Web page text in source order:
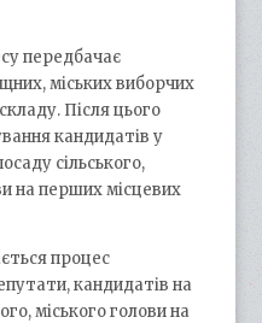
передбачає
міських виборчих
Після цього
кандидатів у
сільського,
на перших місцевих
процес
кандидатів на
міського голови на